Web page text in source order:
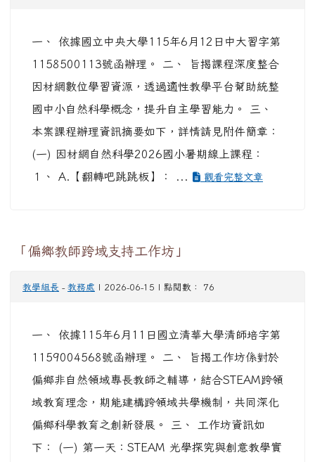
一、 依據國立中央大學115年6月12日中大習字第
1158500113號函辦理。 二、 旨揭課程深度整合
因材網數位學習資源，透過適性教學平台幫助統整
國中小自然科學概念，提升自主學習能力。 三、
本案課程辦理資訊摘要如下，詳情請見附件簡章：
(一) 因材網自然科學2026國小暑期線上課程：
１、 A.【翻轉吧跳跳板】： ...
觀看完整文章
「偏鄉教師跨域支持工作坊」
教學組長 - 教務處 | 2026-06-15 | 點閱數： 76
一、 依據115年6月11日國立清華大學清師培字第
1159004568號函辦理。 二、 旨揭工作坊係對於
偏鄉非自然領域專長教師之輔導，結合STEAM跨領
域教育理念，期能建構跨領域共學機制，共同深化
偏鄉科學教育之創新發展。 三、 工作坊資訊如
下： (一) 第一天：STEAM 光學探究與創意教學實